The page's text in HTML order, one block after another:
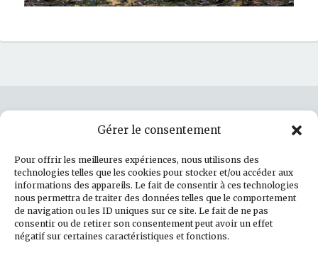
Gérer le consentement
Pour offrir les meilleures expériences, nous utilisons des
technologies telles que les cookies pour stocker et/ou accéder aux
informations des appareils. Le fait de consentir à ces technologies
nous permettra de traiter des données telles que le comportement
de navigation ou les ID uniques sur ce site. Le fait de ne pas
consentir ou de retirer son consentement peut avoir un effet
négatif sur certaines caractéristiques et fonctions.
Politique de cookies (UE)